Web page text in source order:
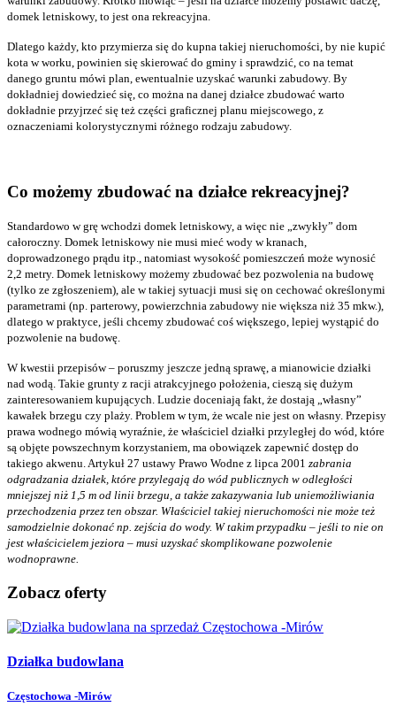
domek letniskowy, to jest ona rekreacyjna.
Dlatego każdy, kto przymierza się do kupna takiej nieruchomości, by nie kupić
kota w worku, powinien się skierować do gminy i sprawdzić, co na temat
danego gruntu mówi plan, ewentualnie uzyskać warunki zabudowy. By
dokładniej dowiedzieć się, co można na danej działce zbudować warto
dokładnie przyjrzeć się też części graficznej planu miejscowego, z
oznaczeniami kolorystycznymi różnego rodzaju zabudowy.
Co możemy zbudować na działce rekreacyjnej?
Standardowo w grę wchodzi domek letniskowy, a więc nie „zwykły” dom
całoroczny. Domek letniskowy nie musi mieć wody w kranach,
doprowadzonego prądu itp., natomiast wysokość pomieszczeń może wynosić
2,2 metry. Domek letniskowy możemy zbudować bez pozwolenia na budowę
(tylko ze zgłoszeniem), ale w takiej sytuacji musi się on cechować określonymi
parametrami (np. parterowy, powierzchnia zabudowy nie większa niż 35 mkw.),
dlatego w praktyce, jeśli chcemy zbudować coś większego, lepiej wystąpić do
pozwolenie na budowę.
W kwestii przepisów – poruszmy jeszcze jedną sprawę, a mianowicie działki
nad wodą. Takie grunty z racji atrakcyjnego położenia, cieszą się dużym
zainteresowaniem kupujących. Ludzie doceniają fakt, że dostają „własny”
kawałek brzegu czy plaży. Problem w tym, że wcale nie jest on własny. Przepisy
prawa wodnego mówią wyraźnie, że właściciel działki przyległej do wód, które
są objęte powszechnym korzystaniem, ma obowiązek zapewnić dostęp do
takiego akwenu. Artykuł 27 ustawy Prawo Wodne z lipca 2001 zabrania
odgradzania działek, które przylegają do wód publicznych w odległości
mniejszej niż 1,5 m od linii brzegu, a także zakazywania lub uniemożliwiania
przechodzenia przez ten obszar. Właściciel takiej nieruchomości nie może też
samodzielnie dokonać np. zejścia do wody. W takim przypadku – jeśli to nie on
jest właścicielem jeziora – musi uzyskać skomplikowane pozwolenie
wodnoprawne.
Zobacz oferty
Działka budowlana
Częstochowa -Mirów